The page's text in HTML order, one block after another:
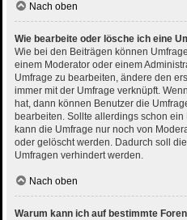
Nach oben
Wie bearbeite oder lösche ich eine
Wie bei den Beiträgen können
einem Moderator oder einem
Umfrage zu bearbeiten, ändere den
immer mit der Umfrage verknüpft.
hat, dann können Benutzer die
bearbeiten. Sollte allerdings schon
kann die Umfrage nur noch von
oder gelöscht werden. Dadurch soll
Umfragen verhindert werden.
Nach oben
Warum kann ich auf bestimmte